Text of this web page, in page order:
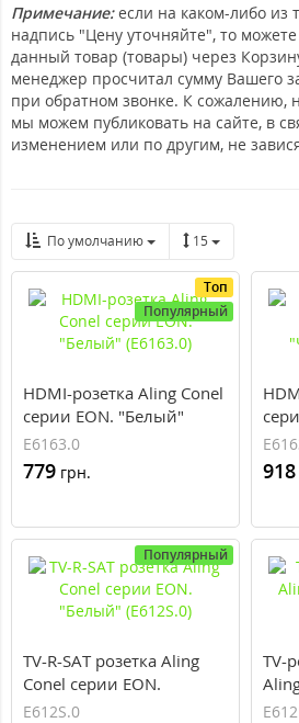
Примечание:если на каком-либо из
надпись "Цену уточняйте", то
данный товар (товары) через
менеджер просчитал сумму Вашего
при обратном звонке. К сожалению,
мы можем публиковать на сайте, в
изменением или по другим, не
По умолчанию 15
Топ
Популярный
HDMI-розетка Aling Conel
серии EON. "Белый"
(E6163.0)
E6163.0
779 грн. 918
Популярный
TV-R-SAT розетка Aling
Conel серии EON.
"Белый" (E612S.0)
E612S.0
TV-